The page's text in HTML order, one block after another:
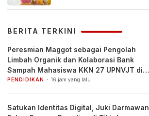
BERITA TERKINI
Peresmian Maggot sebagai Pengolah
Limbah Organik dan Kolaborasi Bank
Sampah Mahasiswa KKN 27 UPNVJT di
Desa Pacul, Bojonegoro
PENDIDIKAN 16 jam yang lalu
Satukan Identitas Digital, Juki Darmawan